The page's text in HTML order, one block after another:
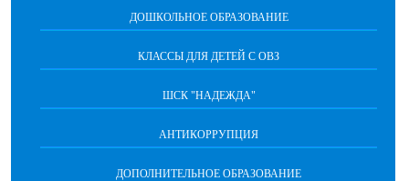
ДОШКОЛЬНОЕ ОБРАЗОВАНИЕ
КЛАССЫ ДЛЯ ДЕТЕЙ С ОВЗ
ШСК "НАДЕЖДА"
АНТИКОРРУПЦИЯ
ДОПОЛНИТЕЛЬНОЕ ОБРАЗОВАНИЕ